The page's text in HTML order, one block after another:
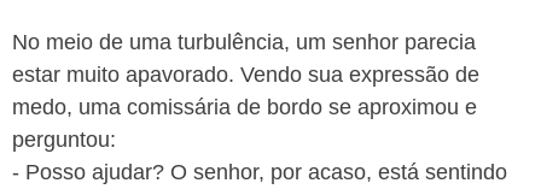
No meio de uma turbulência, um senhor parecia
estar muito apavorado. Vendo sua expressão de
medo, uma comissária de bordo se aproximou e
perguntou:
- Posso ajudar? O senhor, por acaso, está sentindo